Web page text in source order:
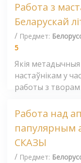
Работа з
Беларускай
/ Предмет:
5
Якія
настаўнікам у
работы з творам
Работа над
папулярным
СКАЗЫ
/ Предмет: